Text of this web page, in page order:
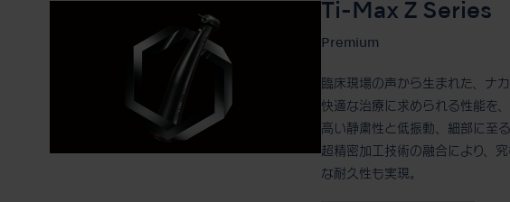
Ti-Max Z Series
Premium
臨床現場の声から生まれた、ナ
快適な治療に求められる性能を
高い静粛性と低振動、細部に至
超精密加工技術の融合により、
な耐久性も実現。